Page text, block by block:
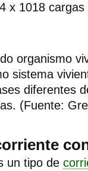
x 1018
organismo
sistema
diferentes
(Fuente:
un tipo de